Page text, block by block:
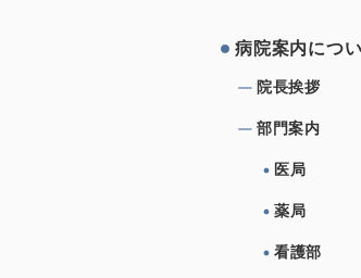
病院案内につ
院⻑挨拶
部⾨案内
医局
薬局
看護部